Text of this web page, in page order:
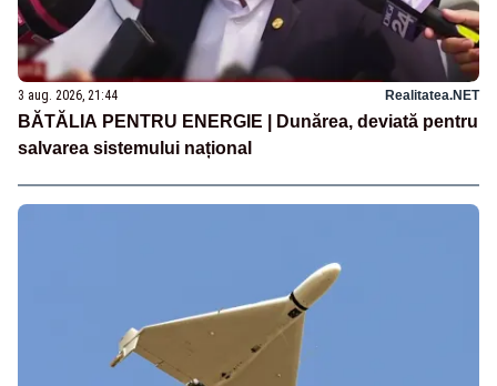
3 aug. 2026, 21:44 Realitatea.NET
BĂTĂLIA PENTRU ENERGIE | Dunărea, deviată pentru
salvarea sistemului național